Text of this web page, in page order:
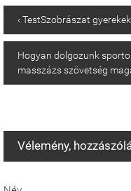
‹ TestSzobrászat
Hogyan dolgozunk
masszázs szövetség
Vélemény,